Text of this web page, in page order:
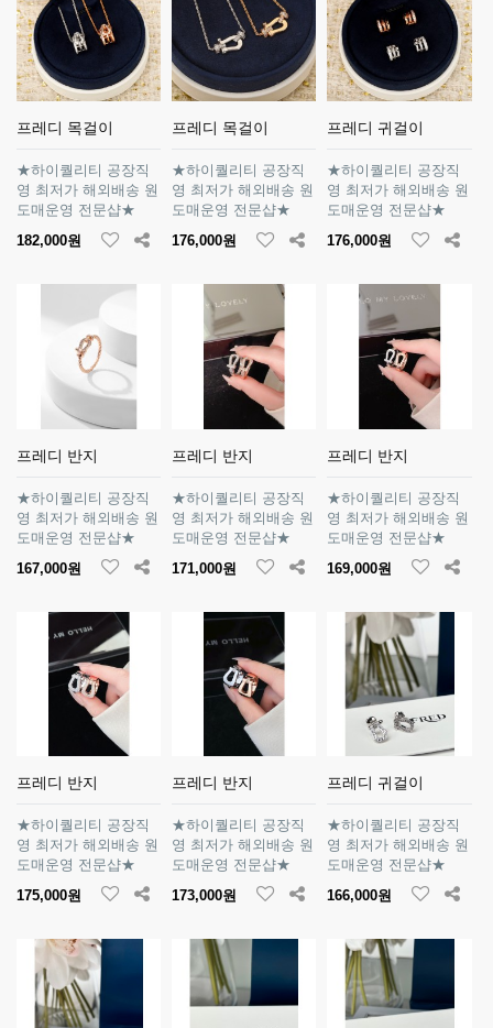
프레디 목걸이
★하이퀄리티 공장직
영 최저가 해외배송 원
도매운영 전문샵★
182,000원
프레디 목걸이
★하이퀄리티 공장직
영 최저가 해외배송 원
도매운영 전문샵★
176,000원
프레디 귀걸이
★하이퀄리티 공장직
영 최저가 해외배송 원
도매운영 전문샵★
176,000원
프레디 반지
★하이퀄리티 공장직
영 최저가 해외배송 원
도매운영 전문샵★
167,000원
프레디 반지
★하이퀄리티 공장직
영 최저가 해외배송 원
도매운영 전문샵★
171,000원
프레디 반지
★하이퀄리티 공장직
영 최저가 해외배송 원
도매운영 전문샵★
169,000원
프레디 반지
★하이퀄리티 공장직
영 최저가 해외배송 원
도매운영 전문샵★
175,000원
프레디 반지
★하이퀄리티 공장직
영 최저가 해외배송 원
도매운영 전문샵★
173,000원
프레디 귀걸이
★하이퀄리티 공장직
영 최저가 해외배송 원
도매운영 전문샵★
166,000원